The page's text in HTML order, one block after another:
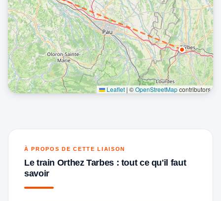
Leaflet | ©OpenStreetMapcontributors
À PROPOS DE CETTE LIAISON
Le train Orthez Tarbes : tout ce qu'il faut
savoir